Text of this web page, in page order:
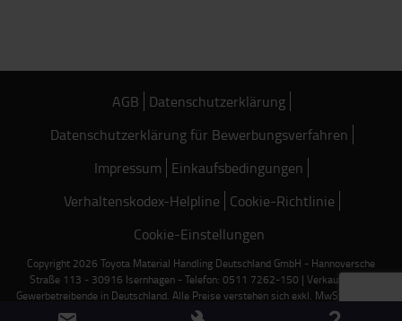
AGB Datenschutzerklärung
Datenschutzerklärung für Bewerbungsverfahren
Impressum Einkaufsbedingungen
Verhaltenskodex-Helpline Cookie-Richtlinie
Cookie-Einstellungen
Copyright 2026 Toyota Material Handling Deutschland GmbH - Hannoversche
Straße 113 - 30916 Isernhagen - Telefon: 0511 7262-150 | Verkauf nur an
Gewerbetreibende in Deutschland. Alle Preise verstehen sich exkl. MwSt. und zzgl.
Frachtkosten, falls nicht anders angegeben.